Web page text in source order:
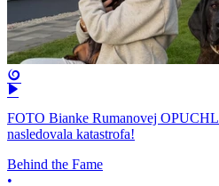
FOTO Bianke Rumanovej
nasledovala katastrofa!
Behind the Fame
•